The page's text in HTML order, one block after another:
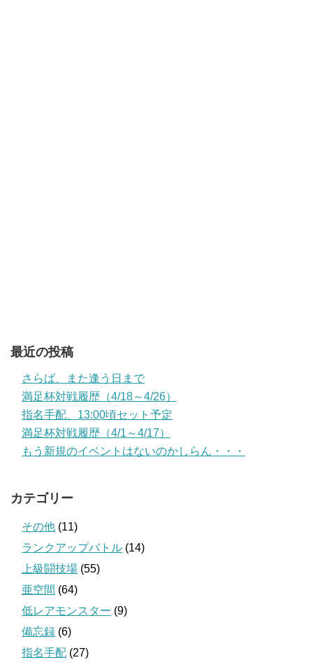
最近の投稿
さらば、また逢う日まで
満足杯対戦履歴（4/18～4/26）
指名手配、13:00頃セット予定
満足杯対戦履歴（4/1～4/17）
もう新規のイベントはないのかしらん・・・
カテゴリー
その他 (11)
ランクアップバトル (14)
上級闘技場 (55)
亜空間 (64)
低レアモンスター (9)
備忘録 (6)
指名手配 (27)